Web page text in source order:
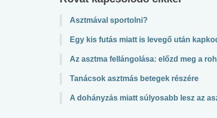
Asztmával sportolni?
Egy kis futás miatt is levegő után
Az asztma fellángolása: előzd meg a
Tanácsok asztmás betegek részére
A dohányzás miatt súlyosabb lesz az